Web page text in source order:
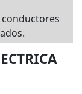
conductores